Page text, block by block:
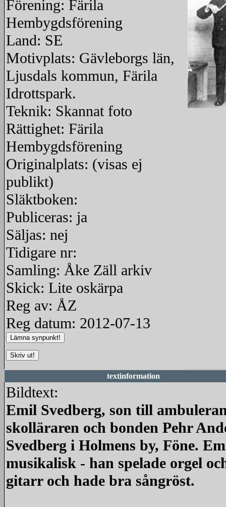
Förening: Färila
Hembygdsförening
Land: SE
Motivplats: Gävleborgs län,
Ljusdals kommun, Färila
Idrottspark.
Teknik: Skannat foto
Rättighet: Färila
Hembygdsförening
Originalplats: (visas ej
publikt)
Släktboken:
Publiceras: ja
Säljas: nej
Tidigare nr:
Samling: Åke Zäll arkiv
Skick: Lite oskärpa
Reg av: ÅZ
Reg datum: 2012-07-13
textinformation
Bildtext:
Emil Svedberg, son till
skolläraren och bonden Pehr
Svedberg i Holmens by, Föne.
musikalisk - han spelade orgel
gitarr och hade bra sångröst.